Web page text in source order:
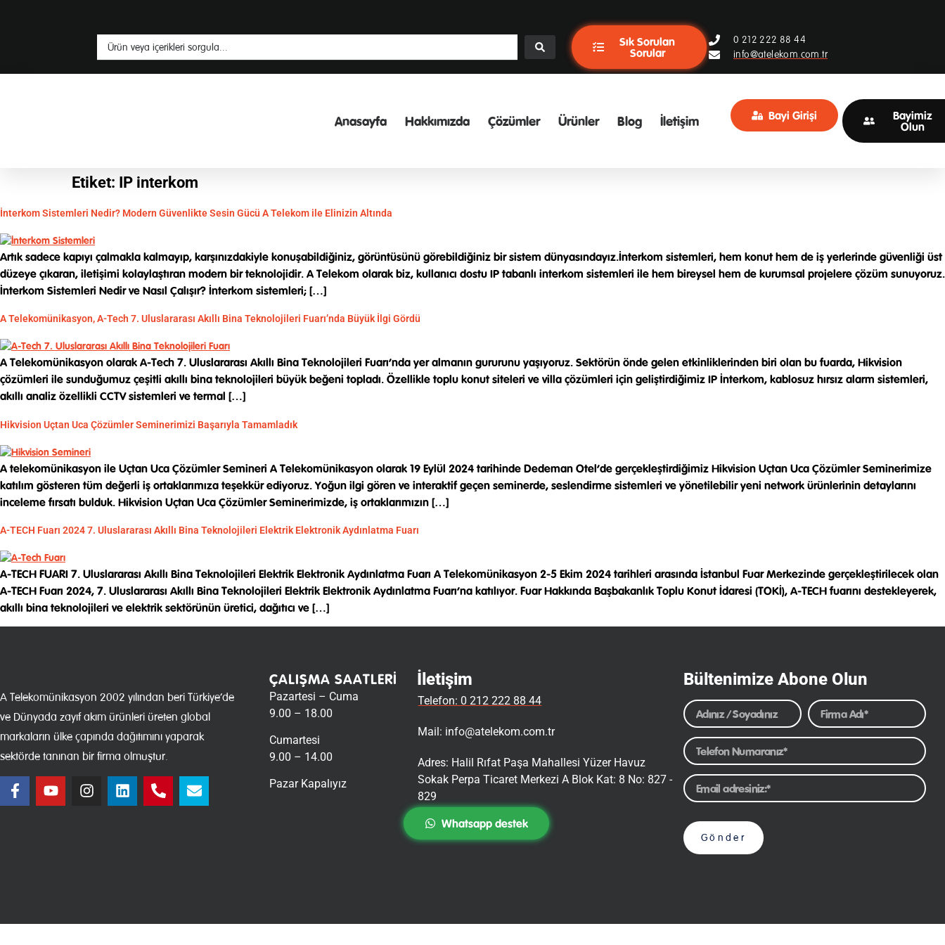
Sık Sorulan
Sorular
0 212 222 88 44
info@atelekom.com.tr
Anasayfa Hakkımızda Çözümler Ürünler Blog İletişim Bayi Girişi
Bayimiz
Olun
Etiket: IP interkom
İnterkom Sistemleri Nedir? Modern Güvenlikte Sesin Gücü A Telekom ile Elinizin Altında
Artık sadece kapıyı çalmakla kalmayıp, karşınızdakiyle konuşabildiğiniz, görüntüsünü görebildiğiniz bir sistem dünyasındayız.İnterkom sistemleri, hem konut hem de iş yerlerinde güvenliği üst
düzeye çıkaran, iletişimi kolaylaştıran modern bir teknolojidir. A Telekom olarak biz, kullanıcı dostu IP tabanlı interkom sistemleri ile hem bireysel hem de kurumsal projelere çözüm sunuyoruz.
İnterkom Sistemleri Nedir ve Nasıl Çalışır? İnterkom sistemleri; […]
A Telekomünikasyon, A-Tech 7. Uluslararası Akıllı Bina Teknolojileri Fuarı’nda Büyük İlgi Gördü
A Telekomünikasyon olarak A-Tech 7. Uluslararası Akıllı Bina Teknolojileri Fuarı’nda yer almanın gururunu yaşıyoruz. Sektörün önde gelen etkinliklerinden biri olan bu fuarda, Hikvision
çözümleri ile sunduğumuz çeşitli akıllı bina teknolojileri büyük beğeni topladı. Özellikle toplu konut siteleri ve villa çözümleri için geliştirdiğimiz IP İnterkom, kablosuz hırsız alarm sistemleri,
akıllı analiz özellikli CCTV sistemleri ve termal […]
Hikvision Uçtan Uca Çözümler Seminerimizi Başarıyla Tamamladık
A telekomünikasyon ile Uçtan Uca Çözümler Semineri A Telekomünikasyon olarak 19 Eylül 2024 tarihinde Dedeman Otel’de gerçekleştirdiğimiz Hikvision Uçtan Uca Çözümler Seminerimize
katılım gösteren tüm değerli iş ortaklarımıza teşekkür ediyoruz. Yoğun ilgi gören ve interaktif geçen seminerde, seslendirme sistemleri ve yönetilebilir yeni network ürünlerinin detaylarını
inceleme fırsatı bulduk. Hikvision Uçtan Uca Çözümler Seminerimizde, iş ortaklarımızın […]
A-TECH Fuarı 2024 7. Uluslararası Akıllı Bina Teknolojileri Elektrik Elektronik Aydınlatma Fuarı
A-TECH FUARI 7. Uluslararası Akıllı Bina Teknolojileri Elektrik Elektronik Aydınlatma Fuarı A Telekomünikasyon 2-5 Ekim 2024 tarihleri arasında İstanbul Fuar Merkezinde gerçekleştirilecek olan
A-TECH Fuarı 2024, 7. Uluslararası Akıllı Bina Teknolojileri Elektrik Elektronik Aydınlatma Fuarı’na katılıyor. Fuar Hakkında Başbakanlık Toplu Konut İdaresi (TOKİ), A-TECH fuarını destekleyerek,
akıllı bina teknolojileri ve elektrik sektörünün üretici, dağıtıcı ve […]
A Telekomünikasyon 2002 yılından beri Türkiye’de
ve Dünyada zayıf akım ürünleri üreten global
markaların ülke çapında dağıtımını yaparak
sektörde tanınan bir firma olmuştur.
ÇALIŞMA SAATLERI
Pazartesi – Cuma
9.00 – 18.00
Cumartesi
9.00 – 14.00
Pazar Kapalıyız
İletişim
Telefon: 0 212 222 88 44
Mail: info@atelekom.com.tr
Adres: Halil Rıfat Paşa Mahallesi Yüzer Havuz
Sokak Perpa Ticaret Merkezi A Blok Kat: 8 No: 827 -
829
Whatsapp destek
Bültenimize Abone Olun
Gönder